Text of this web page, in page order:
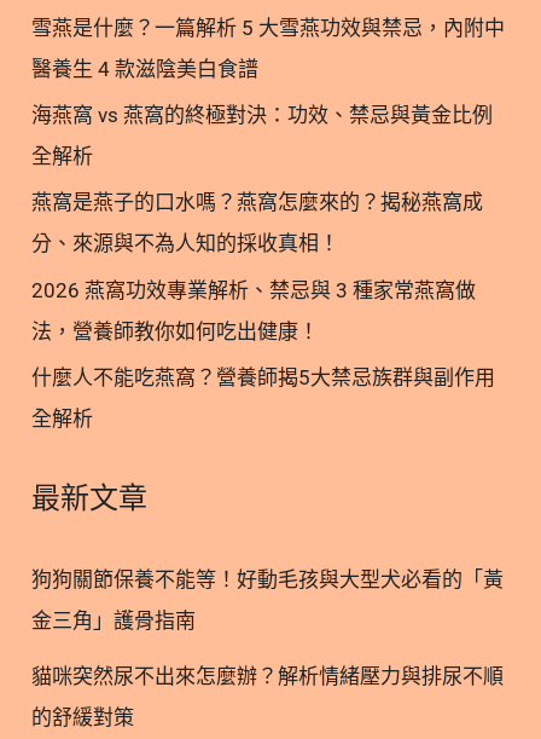
懷熱情入職美商賀寶芙，卻沒想到這是一場噩夢的開
凌。當我們試圖透過台灣賀寶芙內部管道申訴時，換
來的卻只是無盡的推諉與安撫。 「最令人心寒的往往
不是霸凌者本人，而是公司體制包庇所造成的二次傷
寫信向美國賀寶芙總部控訴，並代表其他受害同事，
展開了十多次的勞資調解與漫長的訴訟之路。隨著法
律程序的推進，真相終於獲得官方雙重認證： 令人憤
怒且遺憾的是，即使有著內部與外部的雙重認證，台
主管僅被調離原崗位，無懲處、無降薪，依然高居
「資深經理」之位，坐擁專屬豪華辦公室。 而公司卻
來跟我們這些受害員工打官司，這種處理態度與企業
https://www.facebook.com/share/p/1Avgp9Gr1H/
📎賀寶芙霸凌案始末說清楚三部曲
https://www.facebook.com/share/v/1P6xeJGN1s
https://www.facebook.com/share/v/18q3KGTU9g
相
雪燕是什麼？一篇解析 5 大雪燕功效與禁忌，內附中
醫養生 4 款滋陰美白食譜
海燕窩 vs 燕窩的終極對決：功效、禁忌與黃金比例
全解析
燕窩是燕子的口水嗎？燕窩怎麼來的？揭秘燕窩成
分、來源與不為人知的採收真相！
2026 燕窩功效專業解析、禁忌與 3 種家常燕窩做
法，營養師教你如何吃出健康！
什麼人不能吃燕窩？營養師揭5大禁忌族群與副作用
全解析
最新文章
狗狗關節保養不能等！好動毛孩與大型犬必看的「黃
金三角」護骨指南
貓咪突然尿不出來怎麼辦？解析情緒壓力與排尿不順
的舒緩對策